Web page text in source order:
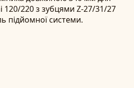
120/220 з зубцями Z-27/31/27
підйомної системи.